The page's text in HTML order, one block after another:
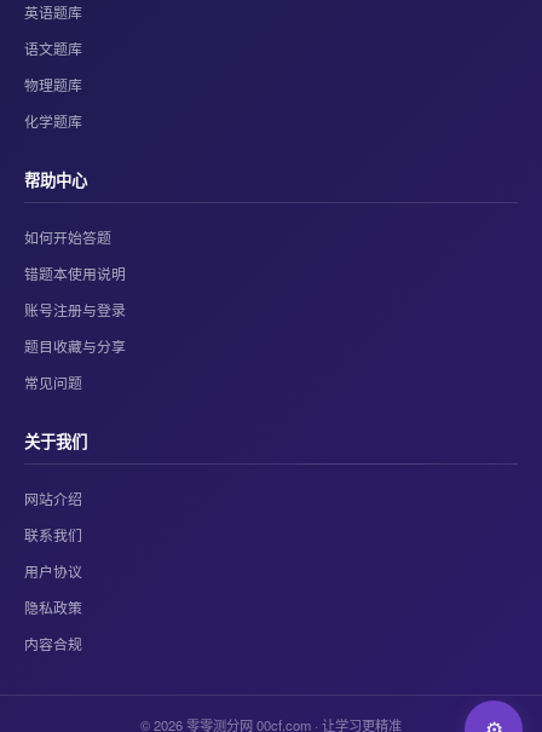
英语题库
语文题库
物理题库
化学题库
帮助中心
如何开始答题
错题本使用说明
账号注册与登录
题目收藏与分享
常见问题
关于我们
网站介绍
联系我们
用户协议
隐私政策
内容合规
© 2026 零零测分网 00cf.com · 让学习更精准